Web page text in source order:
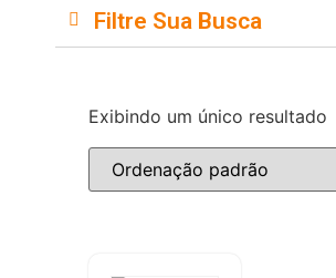
Filtre Sua Busca
Exibindo um único resultado